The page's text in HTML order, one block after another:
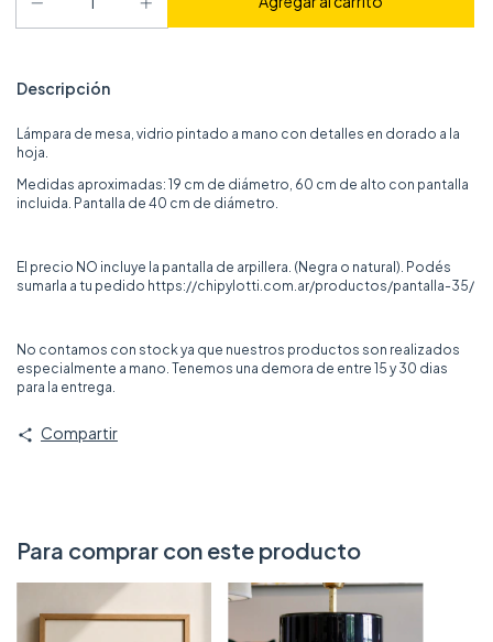
Descripción
Lámpara de mesa, vidrio pintado a mano con detalles en dorado a la
hoja.
Medidas aproximadas: 19 cm de diámetro, 60 cm de alto con pantalla
incluida. Pantalla de 40 cm de diámetro.
El precio NO incluye la pantalla de arpillera. (Negra o natural). Podés
sumarla a tu pedido https://chipylotti.com.ar/productos/pantalla-35/
No contamos con stock ya que nuestros productos son realizados
especialmente a mano. Tenemos una demora de entre 15 y 30 dias
para la entrega.
Compartir
Para comprar con este producto